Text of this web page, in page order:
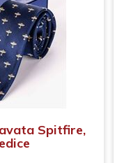
Spitfire,